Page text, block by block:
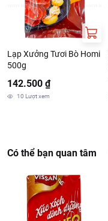
Lạp Xưởng Tươi Bò Homi
500g
142.500 ₫
10 Lượt xem
Có thể bạn quan tâm